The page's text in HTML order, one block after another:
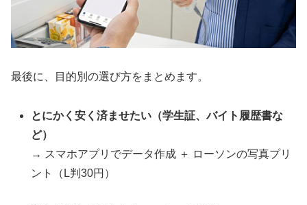
最後に、目的別の選び方をまとめます。
とにかく安く済ませたい（学生証、バイト履歴書な
ど）
→ スマホアプリでデータ作成 ＋ ローソンの写真プリ
ント（L判30円）